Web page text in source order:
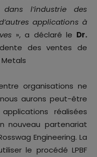
l’industrie des
applications à
», a déclaré le Dr.
des ventes de
organisations ne
aurons peut-être
réalisées
nouveau partenariat
Engineering. La
le procédé LPBF